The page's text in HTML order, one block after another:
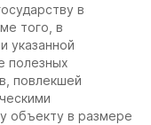
в
того, в
указанной
полезных
повлекшей
объекту в размере